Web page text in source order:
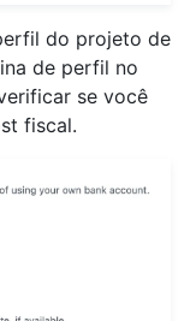
do projeto de
de perfil no
se você
fiscal.